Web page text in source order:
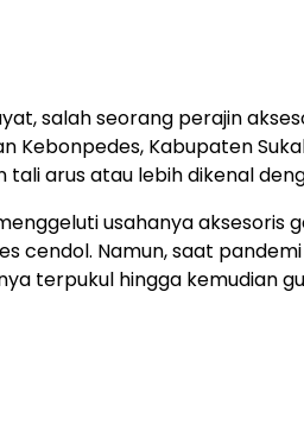
salah seorang perajin
Kebonpedes, Kabupaten
tali arus atau lebih dikenal
usahanya aksesoris
cendol. Namun, saat
terpukul hingga kemudian